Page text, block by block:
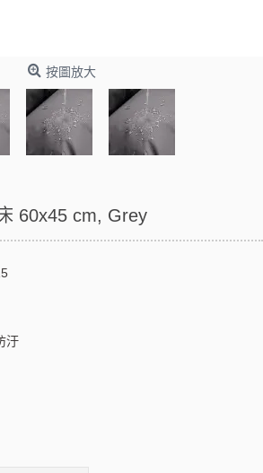
按圖放大
60x45 cm, Grey
汙